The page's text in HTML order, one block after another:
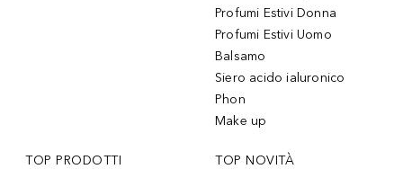
Profumi Estivi Donna
Profumi Estivi Uomo
Balsamo
Siero acido ialuronico
Phon
Make up
TOP PRODOTTI TOP NOVITÀ